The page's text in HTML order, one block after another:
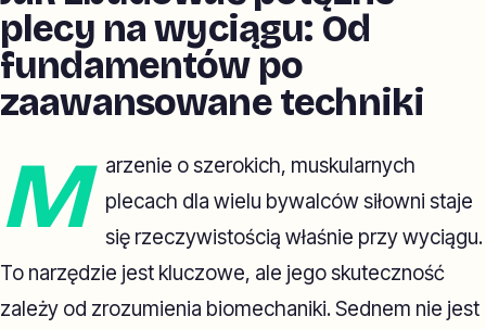
plecy na wyciągu: Od
fundamentów po
zaawansowane techniki
M
arzenie o szerokich, muskularnych
plecach dla wielu bywalców siłowni staje
się rzeczywistością właśnie przy wyciągu.
To narzędzie jest kluczowe, ale jego skuteczność
zależy od zrozumienia biomechaniki. Sednem nie jest